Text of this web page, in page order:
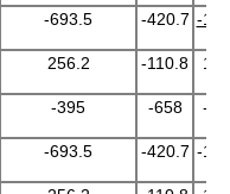
-693.5 -420.7 -
256.2 -110.8
-395 -658 -
-693.5 -420.7 -